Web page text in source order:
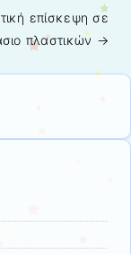
επίσκεψη σε
πλαστικών →